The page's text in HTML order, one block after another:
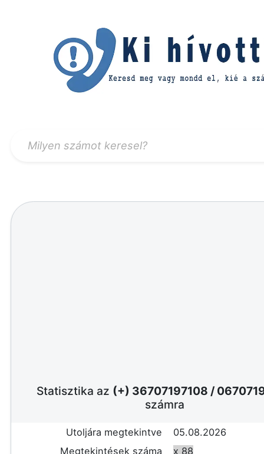
Statisztika az (+) 36707197108 /
számra
Utoljára megtekintve
05.08.2026
Megtekintések száma
x 88